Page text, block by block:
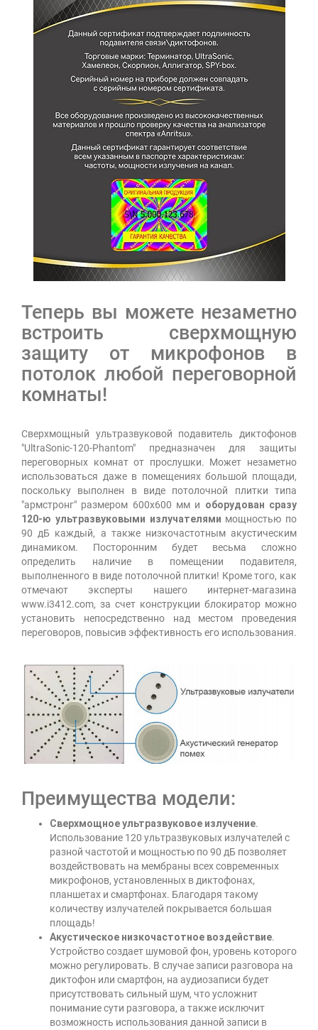
Теперь вы можете незаметно
встроить сверхмощную
защиту от микрофонов в
потолок любой переговорной
комнаты!
Сверхмощный ультразвуковой подавитель диктофонов
"UltraSonic-120-Рhantom" предназначен для защиты
переговорных комнат от прослушки. Может незаметно
использоваться даже в помещениях большой площади,
поскольку выполнен в виде потолочной плитки типа
"армстронг" размером 600х600 мм и оборудован сразу
120-ю ультразвуковыми излучателями мощностью по
90 дБ каждый, а также низкочастотным акустическим
динамиком. Посторонним будет весьма сложно
определить наличие в помещении подавителя,
выполненного в виде потолочной плитки! Кроме того, как
отмечают эксперты нашего интернет-магазина
www.i3412.com, за счет конструкции блокиратор можно
установить непосредственно над местом проведения
переговоров, повысив эффективность его использования.
Преимущества модели:
Сверхмощное ультразвуковое излучение.
Использование 120 ультразвуковых излучателей с
разной частотой и мощностью по 90 дБ позволяет
воздействовать на мембраны всех современных
микрофонов, установленных в диктофонах,
планшетах и смартфонах. Благодаря такому
количеству излучателей покрывается большая
площадь!
Акустическое низкочастотное воздействие.
Устройство создает шумовой фон, уровень которого
можно регулировать. В случае записи разговора на
диктофон или смартфон, на аудиозаписи будет
присутствовать сильный шум, что усложнит
понимание сути разговора, а также исключит
возможность использования данной записи в